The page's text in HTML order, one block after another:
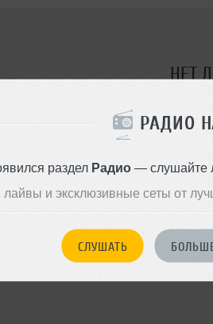
РАДИО
раздел Радио— слушайте
и эксклюзивные сеты от
СЛУШАТЬ
НЕТ